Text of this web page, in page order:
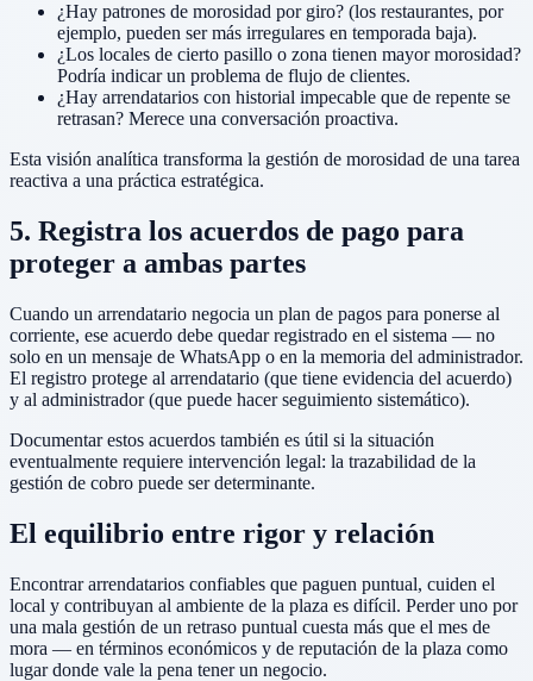
¿Hay patrones de morosidad por giro? (los restaurantes, por
ejemplo, pueden ser más irregulares en temporada baja).
¿Los locales de cierto pasillo o zona tienen mayor morosidad?
Podría indicar un problema de flujo de clientes.
¿Hay arrendatarios con historial impecable que de repente se
retrasan? Merece una conversación proactiva.
Esta visión analítica transforma la gestión de morosidad de una tarea
reactiva a una práctica estratégica.
5. Registra los acuerdos de pago para
proteger a ambas partes
Cuando un arrendatario negocia un plan de pagos para ponerse al
corriente, ese acuerdo debe quedar registrado en el sistema — no
solo en un mensaje de WhatsApp o en la memoria del administrador.
El registro protege al arrendatario (que tiene evidencia del acuerdo)
y al administrador (que puede hacer seguimiento sistemático).
Documentar estos acuerdos también es útil si la situación
eventualmente requiere intervención legal: la trazabilidad de la
gestión de cobro puede ser determinante.
El equilibrio entre rigor y relación
Encontrar arrendatarios confiables que paguen puntual, cuiden el
local y contribuyan al ambiente de la plaza es difícil. Perder uno por
una mala gestión de un retraso puntual cuesta más que el mes de
mora — en términos económicos y de reputación de la plaza como
lugar donde vale la pena tener un negocio.